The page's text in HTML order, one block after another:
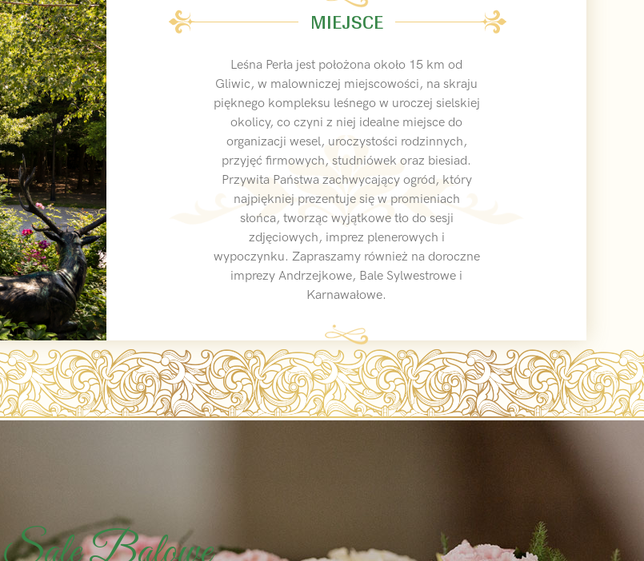
MIEJSCE
Leśna Perła jest położona około 15 km od
Gliwic, w malowniczej miejscowości, na skraju
pięknego kompleksu leśnego w uroczej sielskiej
okolicy, co czyni z niej idealne miejsce do
organizacji wesel, uroczystości rodzinnych,
przyjęć firmowych, studniówek oraz biesiad.
Przywita Państwa zachwycający ogród, który
najpiękniej prezentuje się w promieniach
słońca, tworząc wyjątkowe tło do sesji
zdjęciowych, imprez plenerowych i
wypoczynku. Zapraszamy również na doroczne
imprezy Andrzejkowe, Bale Sylwestrowe i
Karnawałowe.